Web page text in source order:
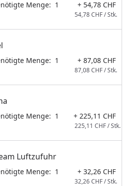
Menge: 1 + 54,78 CHF
54,78 CHF / Stk.
Menge: 1 + 87,08 CHF
87,08 CHF / Stk.
Menge: 1 + 225,11 CHF
225,11 CHF / Stk.
Luftzufuhr
Menge: 1 + 32,26 CHF
32,26 CHF / Stk.